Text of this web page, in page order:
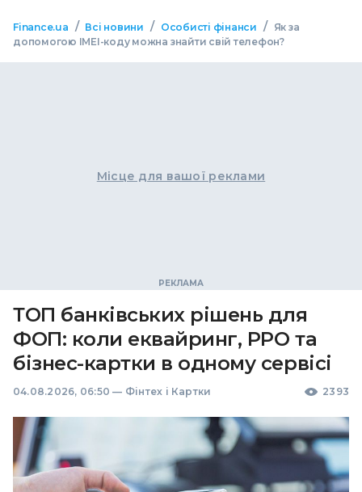
Finance.ua / Всі новини / Особисті фінанси /
Як за
допомогою IMEI-коду можна знайти свій телефон?
Місце для вашої реклами
ТОП банківських рішень для
ФОП: коли еквайринг, РРО та
бізнес-картки в одному сервісі
04.08.2026, 06:50 — Фінтех і Картки 2393